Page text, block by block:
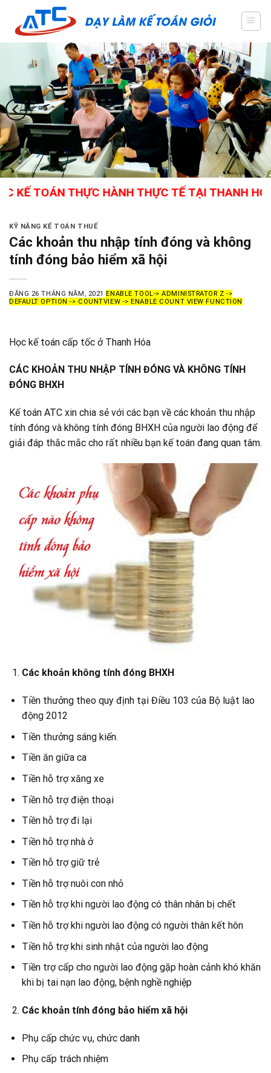
content
TOÁN THỰC HÀNH THỰC TẾ TẠI THANH HÓA -
KỸ NĂNG KẾ TOÁN THUẾ
Các khoản thu nhập tính đóng và không
tính đóng bảo hiểm xã hội
ĐĂNG 26 THÁNG NĂM, 2021 ENABLE TOOL-> ADMINISTRATOR Z ->
DEFAULT OPTION -> COUNTVIEW -> ENABLE COUNT VIEW FUNCTION
Học kế toán cấp tốc ở Thanh Hóa
CÁC KHOẢN THU NHẬP TÍNH ĐÓNG VÀ KHÔNG TÍNH
ĐÓNG BHXH
Kế toán ATC xin chia sẻ với các bạn về các khoản thu nhập
tính đóng và không tính đóng BHXH của người lao động để
giải đáp thắc mắc cho rất nhiều bạn kế toán đang quan tâm.
Các khoản không tính đóng BHXH
Tiền thưởng theo quy định tại Điều 103 của Bộ luật lao
động 2012
Tiền thưởng sáng kiến.
Tiền ăn giữa ca
Tiền hỗ trợ xăng xe
Tiền hỗ trợ điện thoại
Tiền hỗ trợ đi lại
Tiền hỗ trợ nhà ở
Tiền hỗ trợ giữ trẻ
Tiền hỗ trợ nuôi con nhỏ
Tiền hỗ trợ khi người lao động có thân nhân bị chết
Tiền hỗ trợ khi người lao động có người thân kết hôn
Tiền hỗ trợ khi sinh nhật của người lao động
Tiền trợ cấp cho người lao động gặp hoàn cảnh khó khăn
khi bị tai nạn lao động, bệnh nghề nghiệp
Các khoản tính đóng bảo hiểm xã hội
Phụ cấp chức vụ, chức danh
Phụ cấp trách nhiệm